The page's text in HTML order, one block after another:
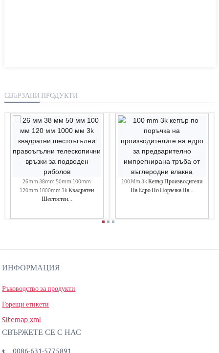
СВЪРЗАНИ ПРОДУКТИ
26mm 38mm 50mm 100mm
120mm 1000mm 3k Квадратен
Шестостен...
100 Mm 3k Кепър Производители
На Едро По Поръчка На...
ИНФОРМАЦИЯ
Ръководство за продукти
Горещи етикети
Sitemap.xml
СВЪРЖЕТЕ СЕ С НАС
0086-631-5775891